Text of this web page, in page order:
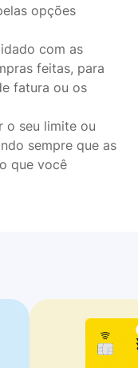
opções
com as
feitas, para
fatura ou os
o seu limite ou
sempre que as
que você